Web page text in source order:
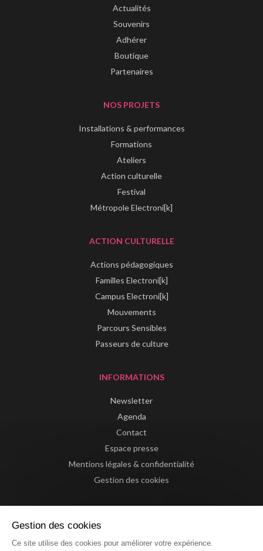
Actualités
Souvenirs
Adhérer
Boutique
Partenaires
NOS PROJETS
Installations & performances
Formations
Ateliers
Action culturelle
Festival
Métropole Electroni[k]
ACTION CULTURELLE
Actions pédagogiques
Familles Electroni[k]
Campus Electroni[k]
Mouvements
Parcours Sensibles
Passeurs de culture
INFORMATIONS
Newsletter
Agenda
Contact
Espace presse
Mentions légales & confidentialité
Gestion des cookies
Gestion des cookies
Ce site utilise des cookies pour améliorer votre expérience.